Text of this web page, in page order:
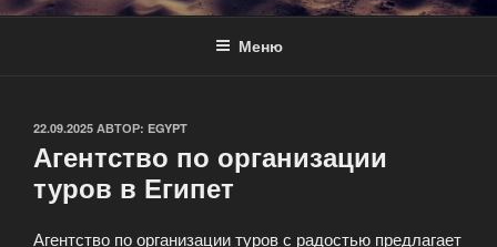
Меню
ОПУБЛИКОВАНО
22.09.2025 АВТОР: EGYPT
Агентство по организации
туров в Египет
Агентство по организации туров с радостью предлагает